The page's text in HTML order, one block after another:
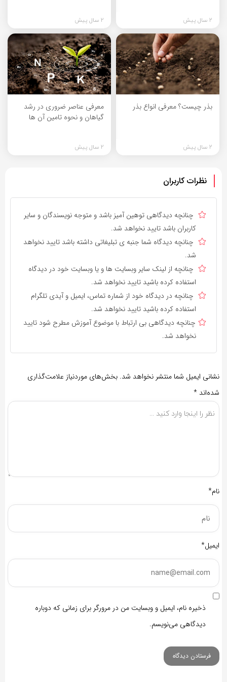
2 سال پیش 2 سال پیش
بذر چیست؟ معرفی انواع بذر
2 سال پیش
معرفی عناصر ضروری در رشد
گیاهان و نحوه تامین آن ها
2 سال پیش
نظرات کاربران
چنانچه دیدگاهی توهین آمیز باشد و متوجه نویسندگان و سایر
کاربران باشد تایید نخواهد شد.
چنانچه دیدگاه شما جنبه ی تبلیغاتی داشته باشد تایید نخواهد
شد.
چنانچه از لینک سایر وبسایت ها و یا وبسایت خود در دیدگاه
استفاده کرده باشید تایید نخواهد شد.
چنانچه در دیدگاه خود از شماره تماس، ایمیل و آیدی تلگرام
استفاده کرده باشید تایید نخواهد شد.
چنانچه دیدگاهی بی ارتباط با موضوع آموزش مطرح شود تایید
نخواهد شد.
نشانی ایمیل شما منتشر نخواهد شد. بخش‌های موردنیاز علامت‌گذاری
شده‌اند *
نام*
ایمیل*
ذخیره نام، ایمیل و وبسایت من در مرورگر برای زمانی که دوباره
دیدگاهی می‌نویسم.